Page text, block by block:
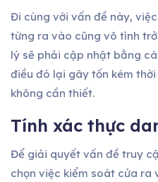
Đi cùng với vấn đề này,
từng ra vào cũng vô tình
lý sẽ phải cập nhật bằng
điều đó lại gây tốn kém
không cần thiết.
Tính xác thực
Để giải quyết vấn đề truy
chọn việc kiểm soát cửa